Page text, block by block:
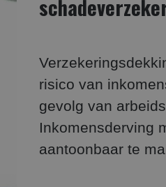
risico van
gevolg van
Inkomensderving
aantoonbaar te